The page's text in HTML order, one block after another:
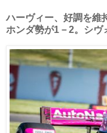
ハーヴィー、好調を維
ホンダ勢が1－2。シヴ